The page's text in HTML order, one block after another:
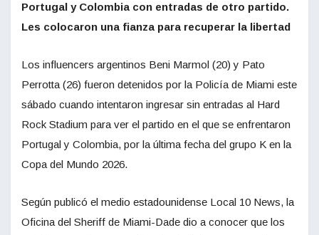
Portugal y Colombia con entradas de otro partido.
Les colocaron una fianza para recuperar la libertad
Los influencers argentinos Beni Marmol (20) y Pato
Perrotta (26) fueron detenidos por la Policía de Miami este
sábado cuando intentaron ingresar sin entradas al Hard
Rock Stadium para ver el partido en el que se enfrentaron
Portugal y Colombia, por la última fecha del grupo K en la
Copa del Mundo 2026.
Según publicó el medio estadounidense Local 10 News, la
Oficina del Sheriff de Miami-Dade dio a conocer que los